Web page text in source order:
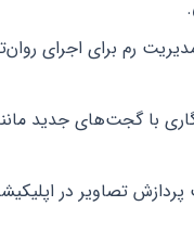
رم برای اجرای
با گجت‌های جدید
پردازش تصاویر در